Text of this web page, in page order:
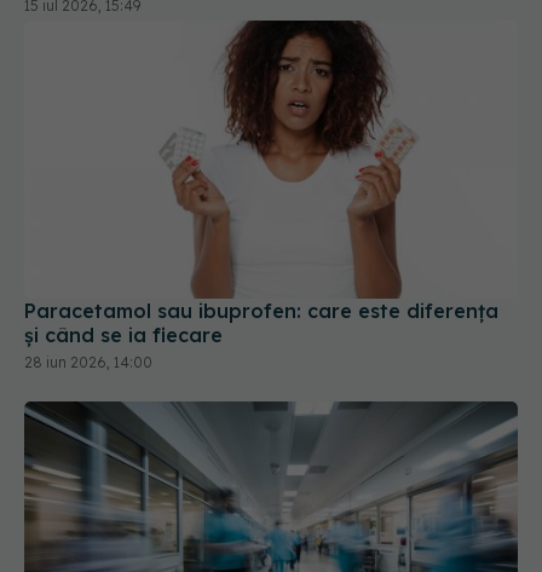
Paracetamol sau ibuprofen: care este diferența
și când se ia fiecare
28 iun 2026, 14:00